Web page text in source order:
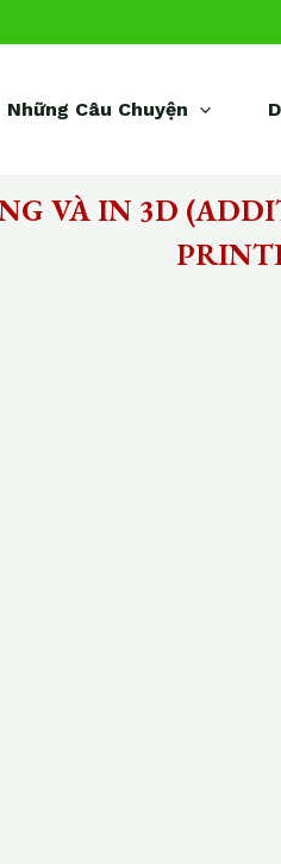
Những Câu Chuyện
VÀ IN 3D